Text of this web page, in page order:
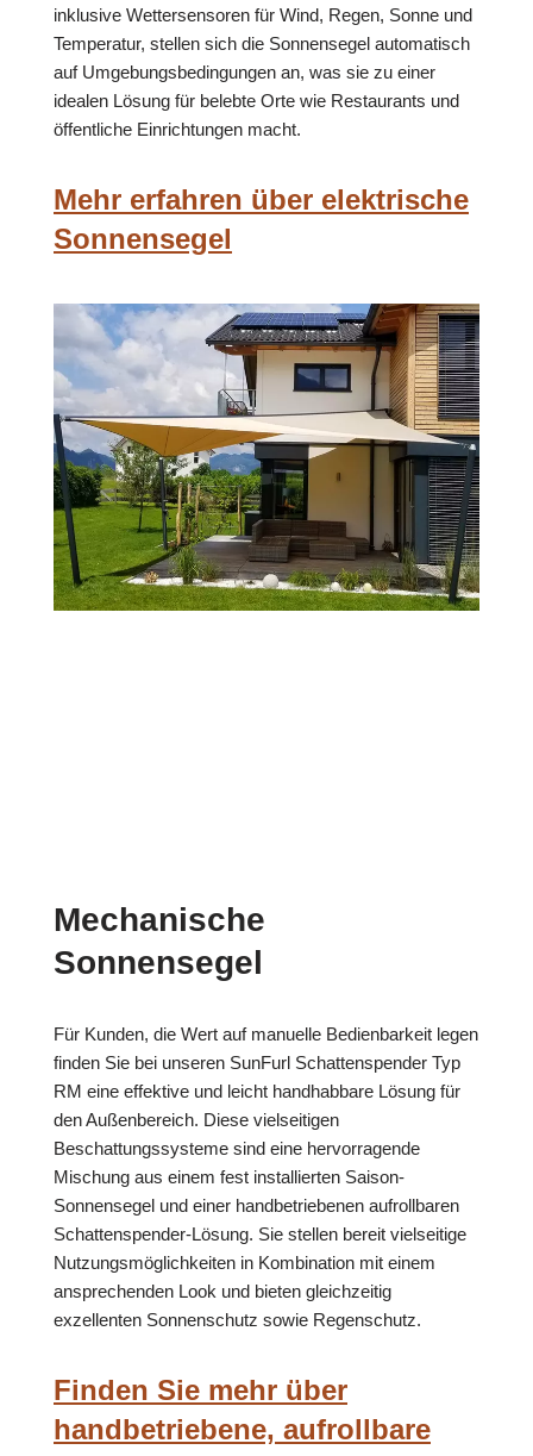
inklusive Wettersensoren für Wind, Regen, Sonne und
Temperatur, stellen sich die Sonnensegel automatisch
auf Umgebungsbedingungen an, was sie zu einer
idealen Lösung für belebte Orte wie Restaurants und
öffentliche Einrichtungen macht.
Mehr erfahren über elektrische
Sonnensegel
Mechanische
Sonnensegel
Für Kunden, die Wert auf manuelle Bedienbarkeit legen
finden Sie bei unseren SunFurl Schattenspender Typ
RM eine effektive und leicht handhabbare Lösung für
den Außenbereich. Diese vielseitigen
Beschattungssysteme sind eine hervorragende
Mischung aus einem fest installierten Saison-
Sonnensegel und einer handbetriebenen aufrollbaren
Schattenspender-Lösung. Sie stellen bereit vielseitige
Nutzungsmöglichkeiten in Kombination mit einem
ansprechenden Look und bieten gleichzeitig
exzellenten Sonnenschutz sowie Regenschutz.
Finden Sie mehr über
handbetriebene, aufrollbare